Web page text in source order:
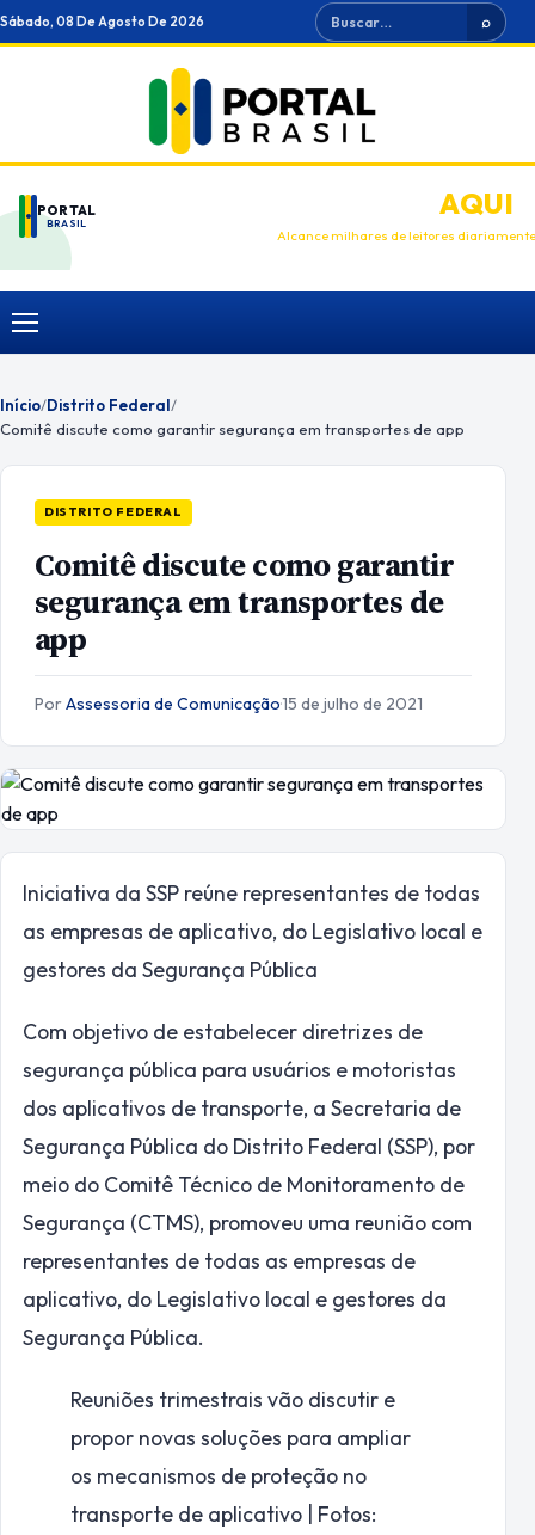
Ir
para
Sábado, 08 De Agosto De 2026 Buscar ⌕
PORTAL
BRASIL
ANUNCIEAQUI
Alcance milhares de leitores diariamente
Menu
Início/Distrito Federal/
Comitê discute como garantir segurança em transportes de app
DISTRITO FEDERAL
Comitê discute como garantir
segurança em transportes de
app
PorAssessoria de Comunicação·15 de julho de 2021
Iniciativa da SSP reúne representantes de todas
as empresas de aplicativo, do Legislativo local e
gestores da Segurança Pública
Com objetivo de estabelecer diretrizes de
segurança pública para usuários e motoristas
dos aplicativos de transporte, a Secretaria de
Segurança Pública do Distrito Federal (SSP), por
meio do Comitê Técnico de Monitoramento de
Segurança (CTMS), promoveu uma reunião com
representantes de todas as empresas de
aplicativo, do Legislativo local e gestores da
Segurança Pública.
Reuniões trimestrais vão discutir e
propor novas soluções para ampliar
os mecanismos de proteção no
transporte de aplicativo | Fotos: